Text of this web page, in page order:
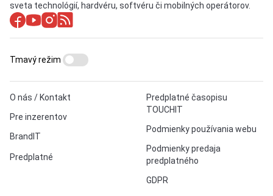
sveta technológií, hardvéru, softvéru či mobilných operátorov.
O nás / Kontakt
Pre inzerentov
BrandIT
Predplatné
Predplatné časopisu
TOUCHIT
Podmienky používania webu
Podmienky predaja
predplatného
GDPR
Tmavý režim